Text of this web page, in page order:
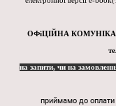
ОФіЦІЙНА
на запити, чи на
приймамо до оплати